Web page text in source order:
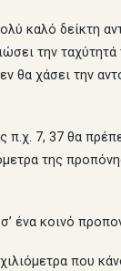
καλό δείκτη
την
θα χάσει την
7, 37 θα
της
ένα κοινό
που